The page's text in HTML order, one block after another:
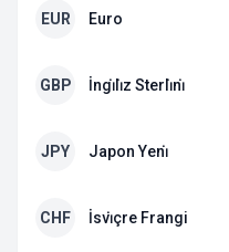
EUR Euro
GBP İngi̇li̇z Sterli̇ni̇
JPY Japon Yeni̇
CHF İsvi̇çre Frangi